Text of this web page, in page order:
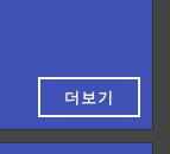
더보기